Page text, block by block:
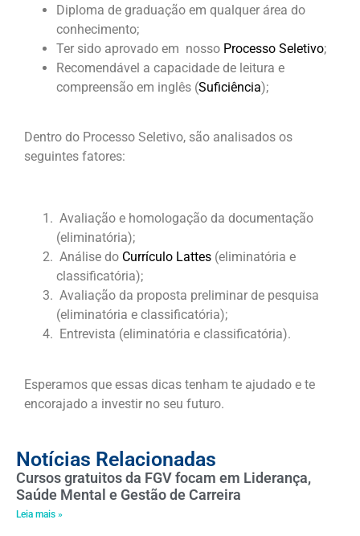
Diploma de graduação em qualquer área do
conhecimento;
Ter sido aprovado em nosso Processo Seletivo;
Recomendável a capacidade de leitura e
compreensão em inglês (Suficiência);
Dentro do Processo Seletivo, são analisados os
seguintes fatores:
Avaliação e homologação da documentação
(eliminatória);
Análise do Currículo Lattes (eliminatória e
classificatória);
Avaliação da proposta preliminar de pesquisa
(eliminatória e classificatória);
Entrevista (eliminatória e classificatória).
Esperamos que essas dicas tenham te ajudado e te
encorajado a investir no seu futuro.
Notícias Relacionadas
Cursos gratuitos da FGV focam em Liderança,
Saúde Mental e Gestão de Carreira
Leia mais »